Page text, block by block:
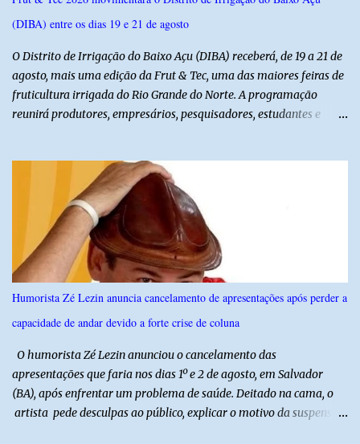
lideranças da Assembleia de Deus no Rio Grande do Norte. A
Assembleia de Deus possui uma das maiores estruturas religiosas
(DIBA) entre os dias 19 e 21 de agosto
O Distrito de Irrigação do Baixo Açu (DIBA) receberá, de 19 a 21 de
agosto, mais uma edição da Frut & Tec, uma das maiores feiras de
fruticultura irrigada do Rio Grande do Norte. A programação
reunirá produtores, empresários, pesquisadores, estudantes e
instituições e tecnologias voltadas ao setor. Além das atividades
técnicas, a feira contará com programação cultural. No dia 20 de
agosto, o público poderá prestigiar o show de humor com Mução,
seguido de apresentação musical de Vê Barreto. A Frut & Tec
reforça a importância do Distrito de Irrigação do Baixo Açu como
referência na fruticultura irrigada, promovendo conhecimento,
Humorista Zé Lezin anuncia cancelamento de apresentações após perder a
capacidade de andar devido a forte crise de coluna
O humorista Zé Lezin anunciou o cancelamento das
apresentações que faria nos dias 1º e 2 de agosto, em Salvador
(BA), após enfrentar um problema de saúde. Deitado na cama, o
artista pede desculpas ao público, explicar o motivo da suspensão